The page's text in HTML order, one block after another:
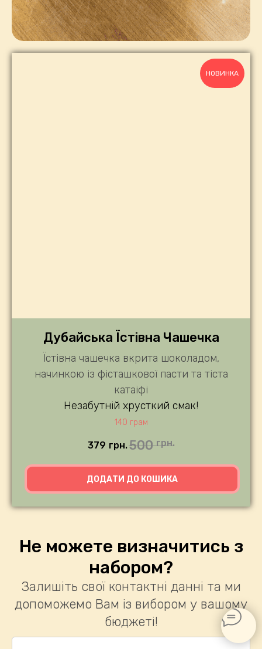
НОВИНКА
Дубайська Їстівна Чашечка
Їстівна чашечка вкрита шоколадом,
начинкою із фісташкової пасти та тіста
катаіфі
Незабутній хрусткий смак!
140 грам
379 грн.500 грн.
ДОДАТИ ДО КОШИКА
Не можете визначитись з
набором?
Залишіть свої контактні данні та ми
допоможемо Вам із вибором у вашому
бюджеті!